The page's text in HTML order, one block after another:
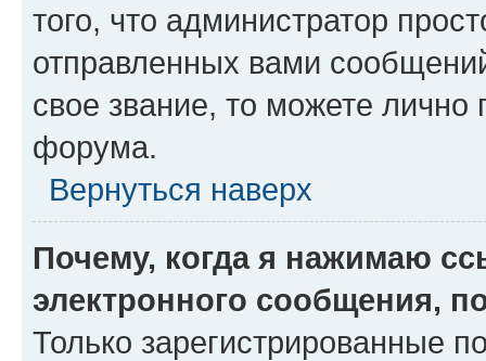
того, что администратор
отправленных вами
свое звание, то можете лично
форума.
Вернуться наверх
Почему, когда я нажимаю
электронного сообщения,
Только зарегистрированные